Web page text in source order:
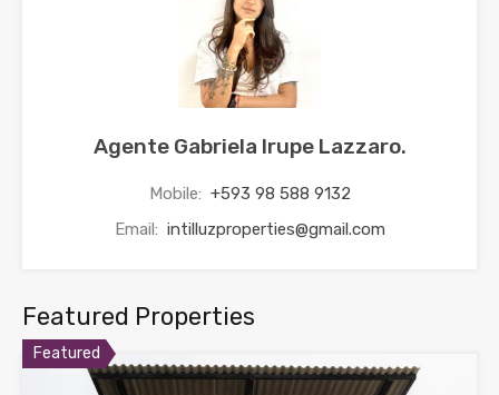
Agente Gabriela Irupe Lazzaro.
Mobile: +593 98 588 9132
Email: intilluzproperties@gmail.com
Featured Properties
Featured